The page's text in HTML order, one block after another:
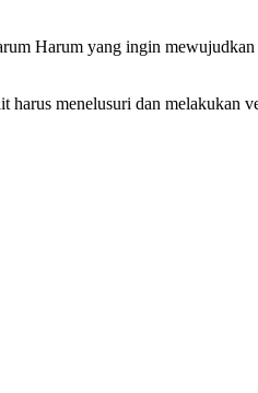
Harum yang ingin
menelusuri dan melakukan